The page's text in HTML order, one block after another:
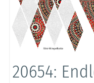
20654: